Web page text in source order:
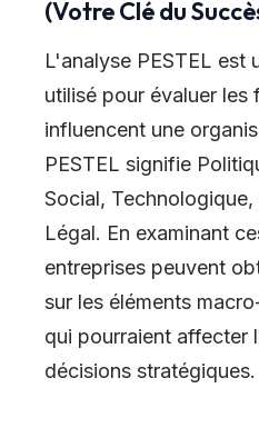
(Votre Clé du
L'analyse PESTEL est
utilisé pour évaluer les
influencent une
PESTEL signifie
Social,
Légal. En examinant
entreprises peuvent
sur les éléments
qui pourraient affecter
décisions stratégiques.